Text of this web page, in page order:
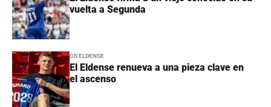
vuelta a Segunda
CD ELDENSE
El Eldense renueva a una pieza clave en
el ascenso